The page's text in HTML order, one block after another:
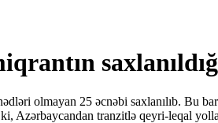
olmayan 25 əcnəbi saxlanılıb. Bu
Azərbaycandan tranzitlə qeyri-leqal